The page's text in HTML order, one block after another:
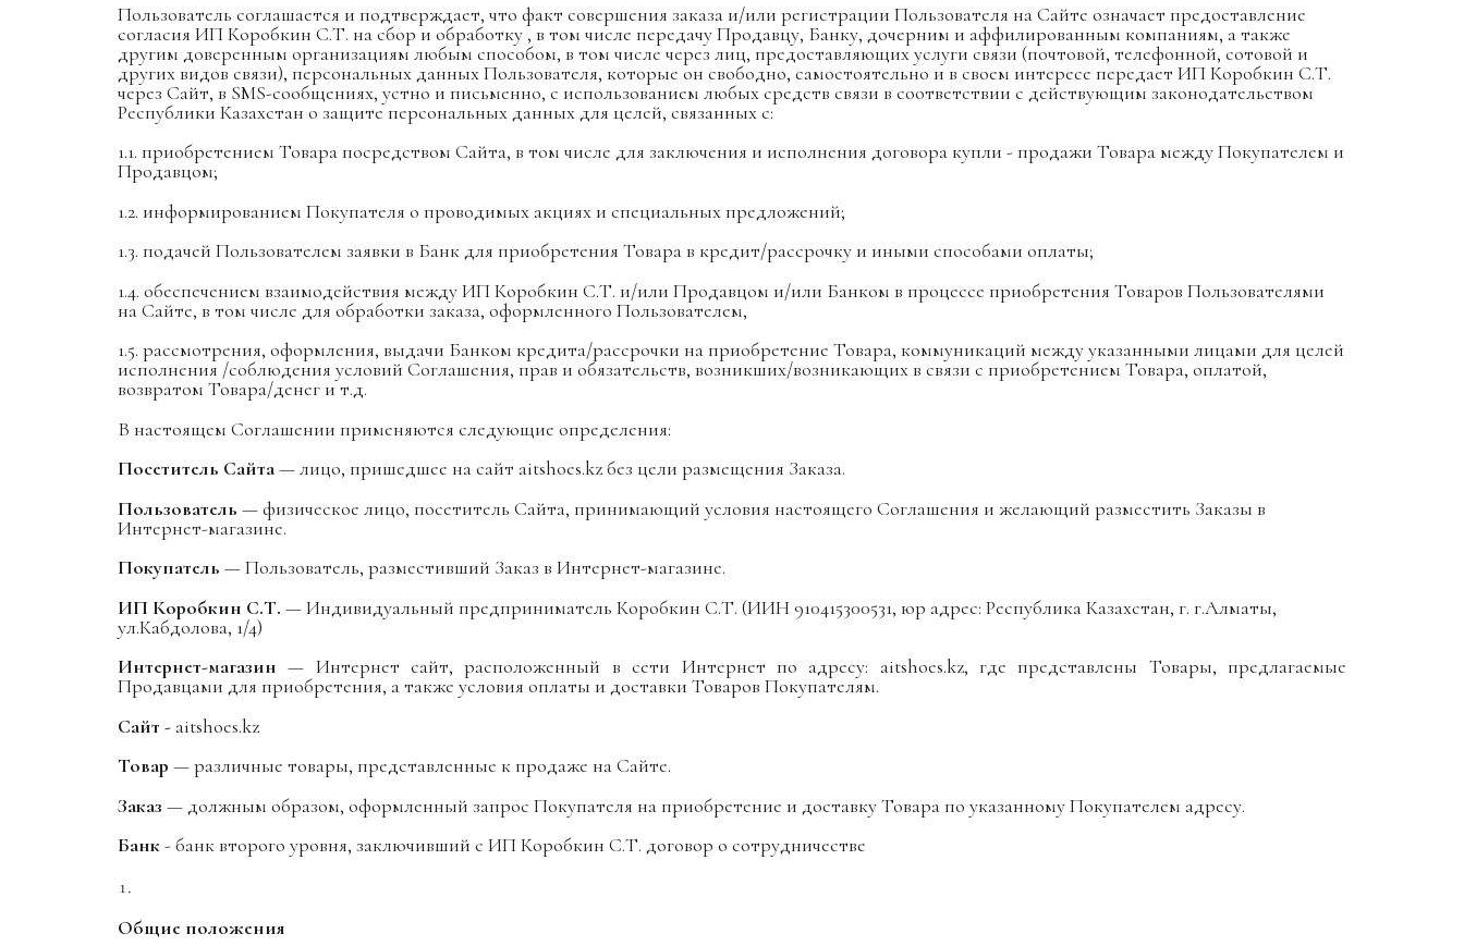
Пользователь соглашается и подтверждает, что факт совершения заказа и/или регистрации Пользователя на Сайте означает предоставление
согласия ИП Коробкин С.Т. на сбор и обработку , в том числе передачу Продавцу, Банку, дочерним и аффилированным компаниям, а также
другим доверенным организациям любым способом, в том числе через лиц, предоставляющих услуги связи (почтовой, телефонной, сотовой и
других видов связи), персональных данных Пользователя, которые он свободно, самостоятельно и в своем интересе передает ИП Коробкин С.Т.
через Сайт, в SMS-сообщениях, устно и письменно, с использованием любых средств связи в соответствии с действующим законодательством
Республики Казахстан о защите персональных данных для целей, связанных с:
1.1. приобретением Товара посредством Сайта, в том числе для заключения и исполнения договора купли - продажи Товара между Покупателем и
Продавцом;
1.2. информированием Покупателя о проводимых акциях и специальных предложений;
1.3. подачей Пользователем заявки в Банк для приобретения Товара в кредит/рассрочку и иными способами оплаты;
1.4. обеспечением взаимодействия между ИП Коробкин С.Т. и/или Продавцом и/или Банком в процессе приобретения Товаров Пользователями
на Сайте, в том числе для обработки заказа, оформленного Пользователем,
1.5. рассмотрения, оформления, выдачи Банком кредита/рассрочки на приобретение Товара, коммуникаций между указанными лицами для целей
исполнения /соблюдения условий Соглашения, прав и обязательств, возникших/возникающих в связи с приобретением Товара, оплатой,
возвратом Товара/денег и т.д.
В настоящем Соглашении применяются следующие определения:
Посетитель Сайта— лицо, пришедшее на сайт aitshoes.kz без цели размещения Заказа.
Пользователь — физическое лицо, посетитель Сайта, принимающий условия настоящего Соглашения и желающий разместить Заказы в
Интернет-магазине.
Покупатель — Пользователь, разместивший Заказ в Интернет-магазине.
ИП Коробкин С.Т. — Индивидуальный предприниматель Коробкин С.Т. (ИИН 910415300531, юр адрес: Республика Казахстан, г. г.Алматы,
ул.Кабдолова, 1/4)
Интернет-магазин— Интернет сайт, расположенный в сети Интернет по адресу: aitshoes.kz, где представлены Товары, предлагаемые
Продавцами для приобретения, а также условия оплаты и доставки Товаров Покупателям.
Сайт - aitshoes.kz
Товар — различные товары, представленные к продаже на Сайте.
Заказ — должным образом, оформленный запрос Покупателя на приобретение и доставку Товара по указанному Покупателем адресу.
Банк- банк второго уровня, заключивший с ИП Коробкин С.Т. договор о сотрудничестве
Общие положения